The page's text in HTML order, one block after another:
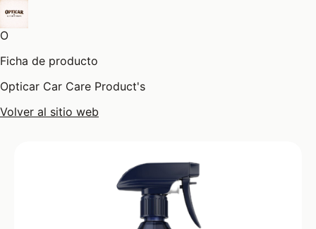
O
Ficha de producto
Opticar Car Care Product's
Volver al sitio web